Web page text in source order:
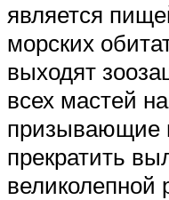
является
морских
выходят
всех мастей
призывающие
прекратить
великолепной